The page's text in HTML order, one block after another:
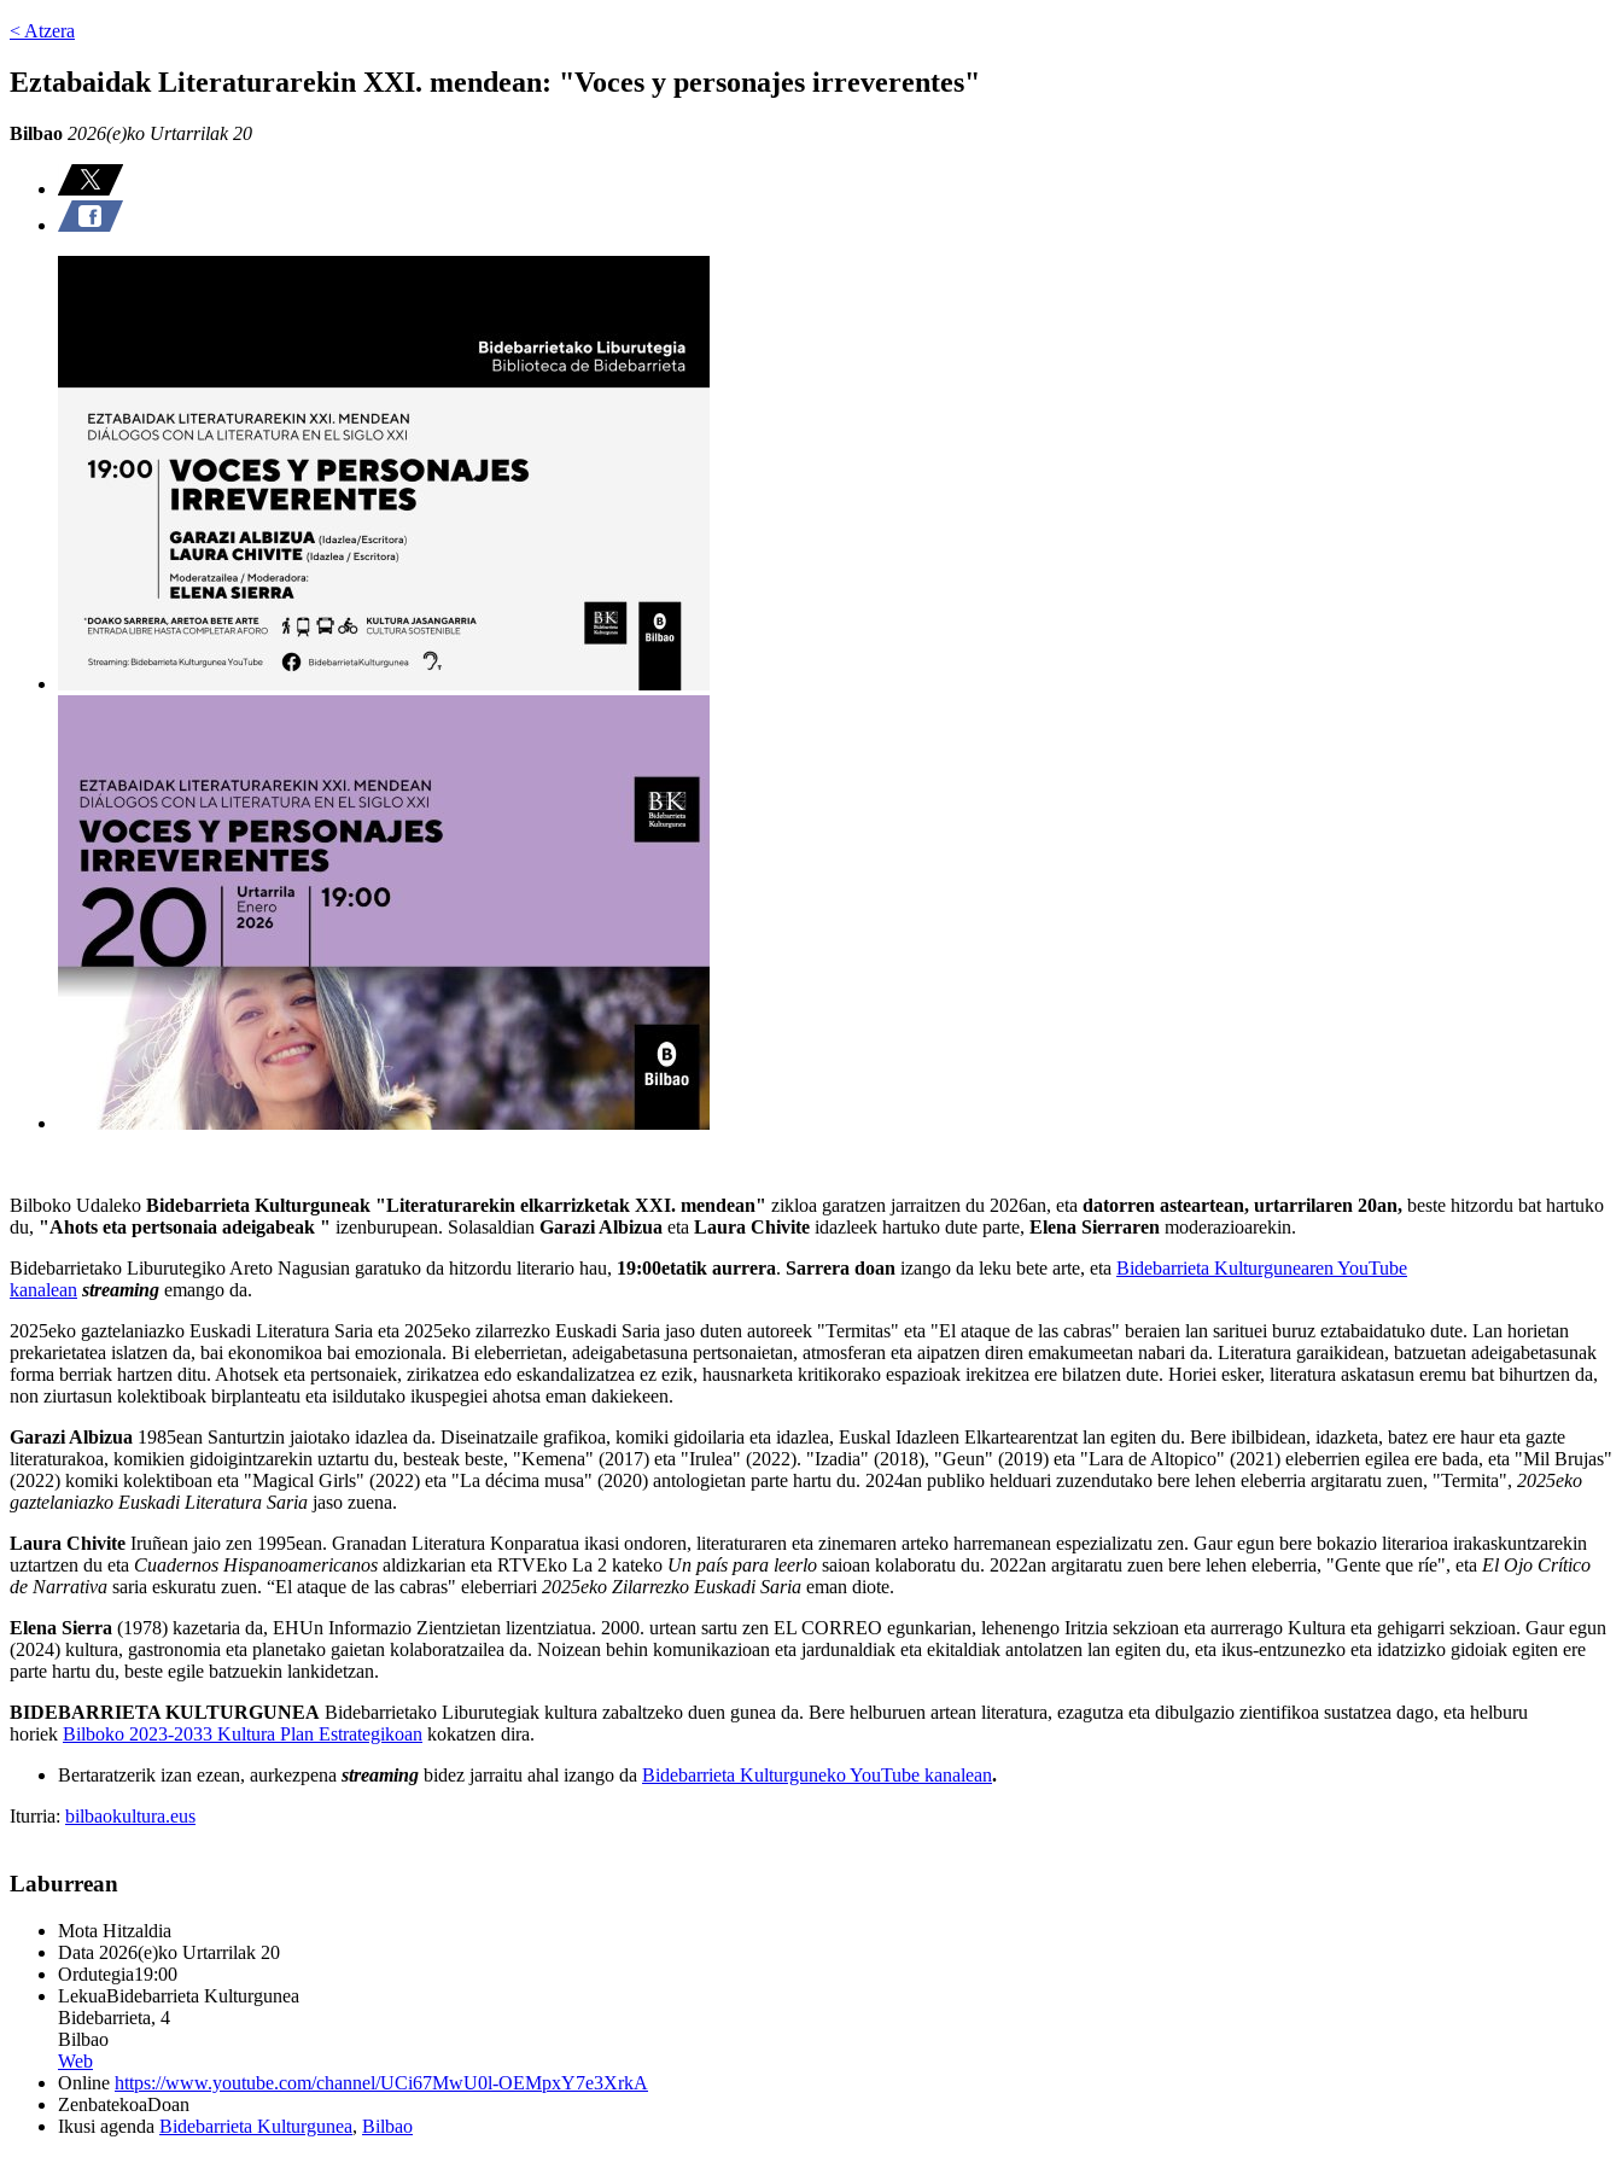
< Atzera
Eztabaidak Literaturarekin XXI. mendean: "Voces y personajes irreverentes"
Bilbao 2026(e)ko Urtarrilak 20
Bilboko Udaleko Bidebarrieta Kulturguneak "Literaturarekin elkarrizketak XXI. mendean" zikloa garatzen jarraitzen du 2026an, eta datorren asteartean, urtarrilaren 20an, beste hitzordu bat hartuko
du, "Ahots eta pertsonaia adeigabeak " izenburupean. Solasaldian Garazi Albizua eta Laura Chivite idazleek hartuko dute parte, Elena Sierraren moderazioarekin.
Bidebarrietako Liburutegiko Areto Nagusian garatuko da hitzordu literario hau, 19:00etatik aurrera. Sarrera doan izango da leku bete arte, eta Bidebarrieta Kulturgunearen YouTube
kanalean streaming emango da.
2025eko gaztelaniazko Euskadi Literatura Saria eta 2025eko zilarrezko Euskadi Saria jaso duten autoreek "Termitas" eta "El ataque de las cabras" beraien lan sarituei buruz eztabaidatuko dute. Lan horietan
prekarietatea islatzen da, bai ekonomikoa bai emozionala. Bi eleberrietan, adeigabetasuna pertsonaietan, atmosferan eta aipatzen diren emakumeetan nabari da. Literatura garaikidean, batzuetan adeigabetasunak
forma berriak hartzen ditu. Ahotsek eta pertsonaiek, zirikatzea edo eskandalizatzea ez ezik, hausnarketa kritikorako espazioak irekitzea ere bilatzen dute. Horiei esker, literatura askatasun eremu bat bihurtzen da,
non ziurtasun kolektiboak birplanteatu eta isildutako ikuspegiei ahotsa eman dakiekeen.
Garazi Albizua 1985ean Santurtzin jaiotako idazlea da. Diseinatzaile grafikoa, komiki gidoilaria eta idazlea, Euskal Idazleen Elkartearentzat lan egiten du. Bere ibilbidean, idazketa, batez ere haur eta gazte
literaturakoa, komikien gidoigintzarekin uztartu du, besteak beste, "Kemena" (2017) eta "Irulea" (2022). "Izadia" (2018), "Geun" (2019) eta "Lara de Altopico" (2021) eleberrien egilea ere bada, eta "Mil Brujas"
(2022) komiki kolektiboan eta "Magical Girls" (2022) eta "La décima musa" (2020) antologietan parte hartu du. 2024an publiko helduari zuzendutako bere lehen eleberria argitaratu zuen, "Termita", 2025eko
gaztelaniazko Euskadi Literatura Saria jaso zuena.
Laura Chivite Iruñean jaio zen 1995ean. Granadan Literatura Konparatua ikasi ondoren, literaturaren eta zinemaren arteko harremanean espezializatu zen. Gaur egun bere bokazio literarioa irakaskuntzarekin
uztartzen du eta Cuadernos Hispanoamericanos aldizkarian eta RTVEko La 2 kateko Un país para leerlo saioan kolaboratu du. 2022an argitaratu zuen bere lehen eleberria, "Gente que ríe", eta El Ojo Crítico
de Narrativa saria eskuratu zuen. “El ataque de las cabras" eleberriari 2025eko Zilarrezko Euskadi Saria eman diote.
Elena Sierra (1978) kazetaria da, EHUn Informazio Zientzietan lizentziatua. 2000. urtean sartu zen EL CORREO egunkarian, lehenengo Iritzia sekzioan eta aurrerago Kultura eta gehigarri sekzioan. Gaur egun
(2024) kultura, gastronomia eta planetako gaietan kolaboratzailea da. Noizean behin komunikazioan eta jardunaldiak eta ekitaldiak antolatzen lan egiten du, eta ikus-entzunezko eta idatzizko gidoiak egiten ere
parte hartu du, beste egile batzuekin lankidetzan.
BIDEBARRIETA KULTURGUNEA Bidebarrietako Liburutegiak kultura zabaltzeko duen gunea da. Bere helburuen artean literatura, ezagutza eta dibulgazio zientifikoa sustatzea dago, eta helburu
horiek Bilboko 2023-2033 Kultura Plan Estrategikoan kokatzen dira.
Bertaratzerik izan ezean, aurkezpena streaming bidez jarraitu ahal izango da Bidebarrieta Kulturguneko YouTube kanalean.
Iturria: bilbaokultura.eus
Laburrean
Mota Hitzaldia
Data 2026(e)ko Urtarrilak 20
Ordutegia19:00
LekuaBidebarrieta Kulturgunea
Bidebarrieta, 4
Bilbao
Web
Online https://www.youtube.com/channel/UCi67MwU0l-OEMpxY7e3XrkA
ZenbatekoaDoan
Ikusi agenda Bidebarrieta Kulturgunea, Bilbao